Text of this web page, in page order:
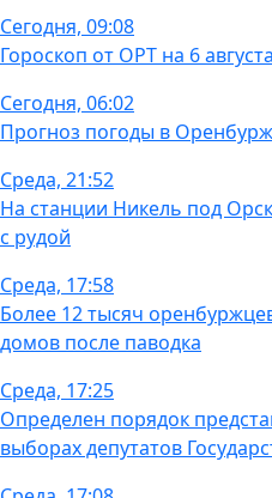
Сегодня, 09:08
Гороскоп от ОРТ на 6 августа
Сегодня, 06:02
Прогноз погоды в
Среда, 21:52
На станции Никель под
с рудой
Среда, 17:58
Более 12 тысяч
домов после паводка
Среда, 17:25
Определен порядок
выборах депутатов